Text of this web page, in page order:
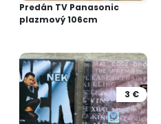
Predán TV Panasonic
plazmový 106cm
3 €